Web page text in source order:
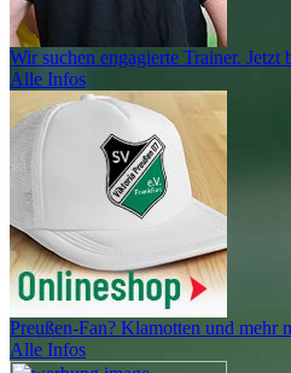
Wir suchen engagierte Trainer. Jetzt
Alle Infos
Preußen-Fan? Klamotten und mehr
Alle Infos